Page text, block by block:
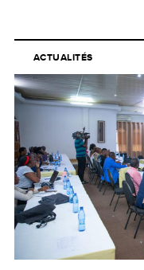
ACTUALITÉS